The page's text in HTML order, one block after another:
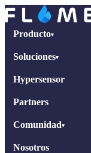
Producto▾
Soluciones▾
Hypersensor
Partners
Comunidad▾
Nosotros